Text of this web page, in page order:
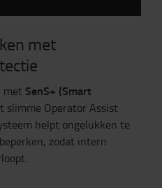
met
met SenS+ (Smart
slimme Operator Assist
helpt ongelukken te
zodat intern